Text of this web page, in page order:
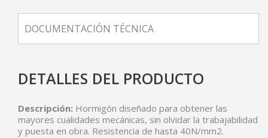
DOCUMENTACIÓN TÉCNICA
DETALLES DEL PRODUCTO
Descripción: Hormigón diseñado para obtener las
mayores cualidades mecánicas, sin olvidar la trabajabilidad
y puesta en obra. Resistencia de hasta 40N/mm2.